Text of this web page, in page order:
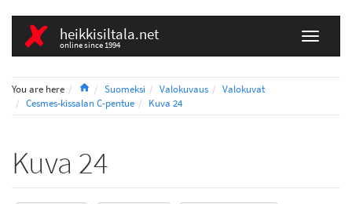
heikkisiltala.net
online since 1994
You are here HomeSuomeksi Valokuvaus
Valokuvat
Cesmes-kissalan C-pentue
Kuva 24
Kuva 24